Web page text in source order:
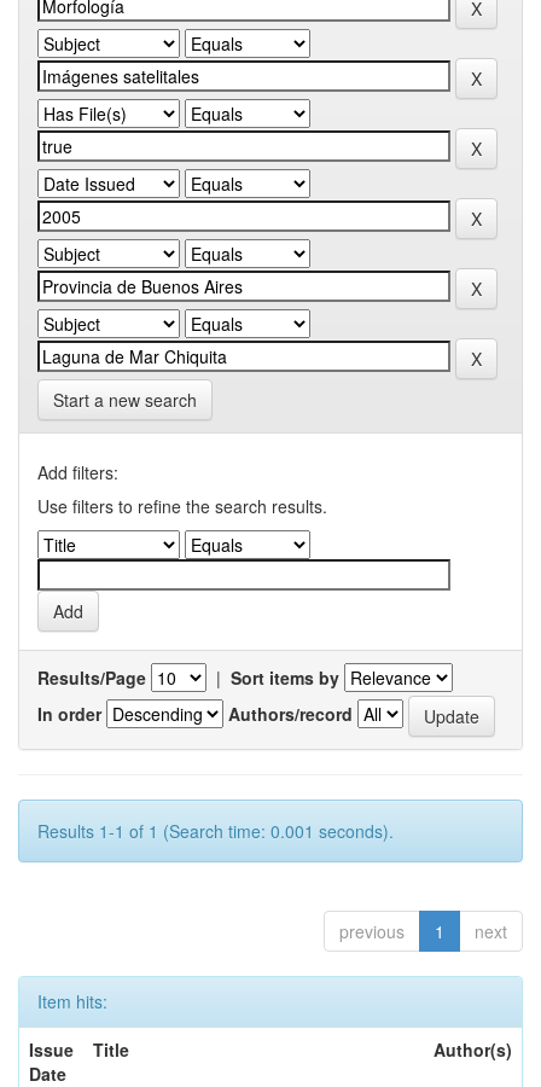
Start a new search
Add filters:
Use filters to refine the search results.
Results/Page | Sort items by
In order
Authors/record
Results 1-1 of 1 (Search time: 0.001 seconds).
previous 1 next
Item hits:
Issue
Date
Title Author(s)